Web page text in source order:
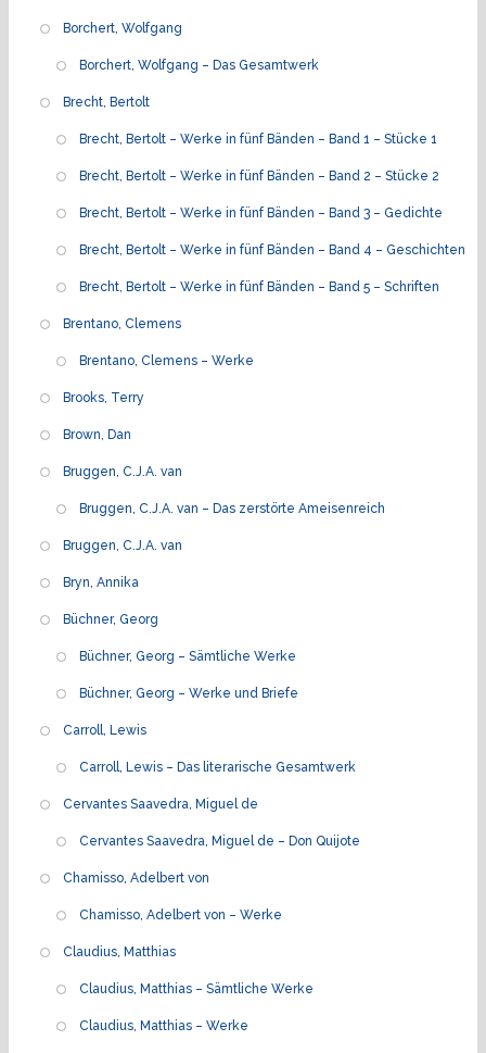
Borchert, Wolfgang
Borchert, Wolfgang – Das Gesamtwerk
Brecht, Bertolt
Brecht, Bertolt – Werke in fünf Bänden – Band 1 – Stücke 1
Brecht, Bertolt – Werke in fünf Bänden – Band 2 – Stücke 2
Brecht, Bertolt – Werke in fünf Bänden – Band 3 – Gedichte
Brecht, Bertolt – Werke in fünf Bänden – Band 4 – Geschichten
Brecht, Bertolt – Werke in fünf Bänden – Band 5 – Schriften
Brentano, Clemens
Brentano, Clemens – Werke
Brooks, Terry
Brown, Dan
Bruggen, C.J.A. van
Bruggen, C.J.A. van – Das zerstörte Ameisenreich
Bruggen, C.J.A. van
Bryn, Annika
Büchner, Georg
Büchner, Georg – Sämtliche Werke
Büchner, Georg – Werke und Briefe
Carroll, Lewis
Carroll, Lewis – Das literarische Gesamtwerk
Cervantes Saavedra, Miguel de
Cervantes Saavedra, Miguel de – Don Quijote
Chamisso, Adelbert von
Chamisso, Adelbert von – Werke
Claudius, Matthias
Claudius, Matthias – Sämtliche Werke
Claudius, Matthias – Werke